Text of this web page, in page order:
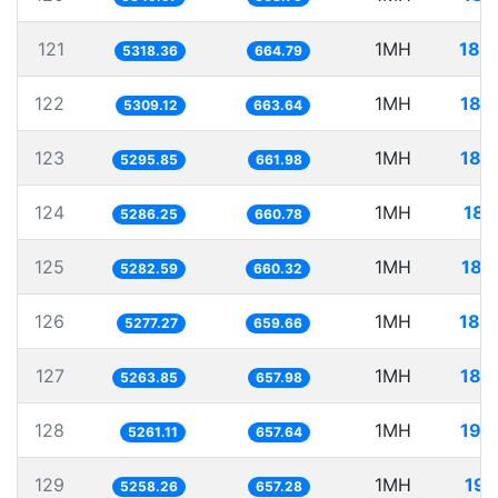
121 5318.36 664.79 1MH
122 5309.12 663.64 1MH
123 5295.85 661.98 1MH
124 5286.25 660.78 1MH
125 5282.59 660.32 1MH
126 5277.27 659.66 1MH
127 5263.85 657.98 1MH
128 5261.11 657.64 1MH
129 5258.26 657.28 1MH